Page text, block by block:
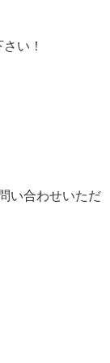
い！
い合わせいただ